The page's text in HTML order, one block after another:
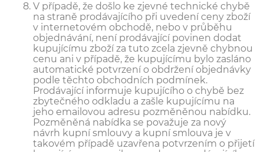
V případě, že došlo ke zjevné technické chybě
na straně prodávajícího při uvedení ceny zboží
v internetovém obchodě, nebo v průběhu
objednávání, není prodávající povinen dodat
kupujícímu zboží za tuto zcela zjevně chybnou
cenu ani v případě, že kupujícímu bylo zasláno
automatické potvrzení o obdržení objednávky
podle těchto obchodních podmínek.
Prodávající informuje kupujícího o chybě bez
zbytečného odkladu a zašle kupujícímu na
jeho emailovou adresu pozměněnou nabídku.
Pozměněná nabídka se považuje za nový
návrh kupní smlouvy a kupní smlouva je v
takovém případě uzavřena potvrzením o přijetí